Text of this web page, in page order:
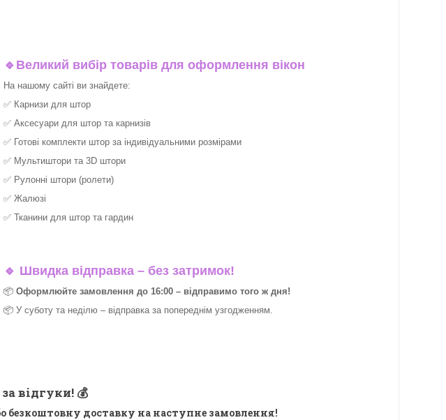
🔹 Великий вибір товарів для оформлення вікон
На нашому сайті ви знайдете:
✅ Карнизи для штор
✅ Аксесуари для штор та карнизів
✅ Готові комплекти штор за індивідуальними розмірами
✅ Мультиштори та 3D штори
✅ Рулонні штори (ролети)
✅ Жалюзі
✅ Тканини для штор та гардин
🔹 Швидка відправка – без затримок!
📦 Оформлюйте замовлення до 16:00 – відправимо того ж дня!
📦 У суботу та неділю – відправка за попереднім узгодженням.
відгуки! 💰
безкоштовну доставку на наступне замовлення!